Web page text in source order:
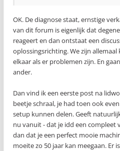
OK. De diagnose staat, ernstige
van dit forum is eigenlijk dat
reageert en dan ontstaat een
oplossingsrichting. We zijn
elkaar als er problemen zijn. En
ander.
Dan vind ik een eerste post na
beetje schraal, je had toen ook
setup kunnen delen. Geeft
nu vanuit - dat je idd een compleet
dan dat je een perfect mooie
moeite zo 50 jaar kan meegaan. Er